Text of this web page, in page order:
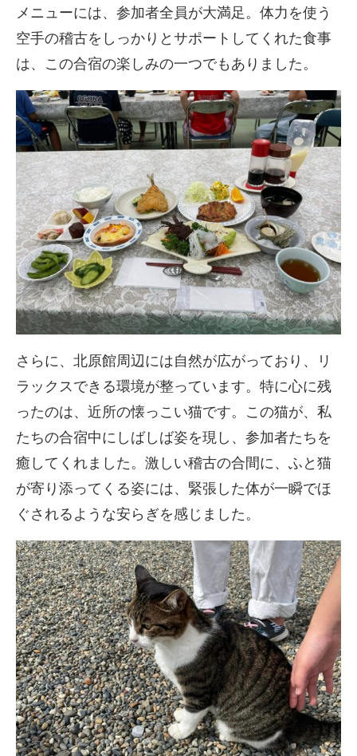
メニューには、参加者全員が大満足。体力を使う
空手の稽古をしっかりとサポートしてくれた食事
は、この合宿の楽しみの一つでもありました。
さらに、北原館周辺には自然が広がっており、リ
ラックスできる環境が整っています。特に心に残
ったのは、近所の懐っこい猫です。この猫が、私
たちの合宿中にしばしば姿を現し、参加者たちを
癒してくれました。激しい稽古の合間に、ふと猫
が寄り添ってくる姿には、緊張した体が一瞬でほ
ぐされるような安らぎを感じました。